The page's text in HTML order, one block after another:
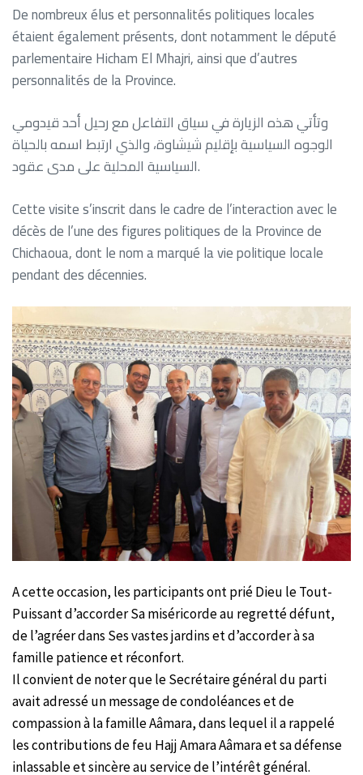
De nombreux élus et personnalités politiques locales
étaient également présents, dont notamment le député
parlementaire Hicham El Mhajri, ainsi que d’autres
personnalités de la Province.
وتأتي هذه الزيارة في سياق التفاعل مع رحيل أحد قيدومي
الوجوه السياسية بإقليم شيشاوة، والذي ارتبط اسمه بالحياة
السياسية المحلية على مدى عقود.
Cette visite s’inscrit dans le cadre de l’interaction avec le
décès de l’une des figures politiques de la Province de
Chichaoua, dont le nom a marqué la vie politique locale
pendant des décennies.
A cette occasion, les participants ont prié Dieu le Tout-
Puissant d’accorder Sa miséricorde au regretté défunt,
de l’agréer dans Ses vastes jardins et d’accorder à sa
famille patience et réconfort.
Il convient de noter que le Secrétaire général du parti
avait adressé un message de condoléances et de
compassion à la famille Aâmara, dans lequel il a rappelé
les contributions de feu Hajj Amara Aâmara et sa défense
inlassable et sincère au service de l’intérêt général.